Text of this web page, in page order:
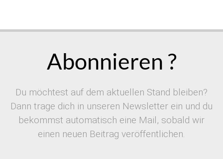
Abonnieren ?
Du möchtest auf dem aktuellen Stand bleiben?
Dann trage dich in unseren Newsletter ein und du
bekommst automatisch eine Mail, sobald wir
einen neuen Beitrag veröffentlichen.